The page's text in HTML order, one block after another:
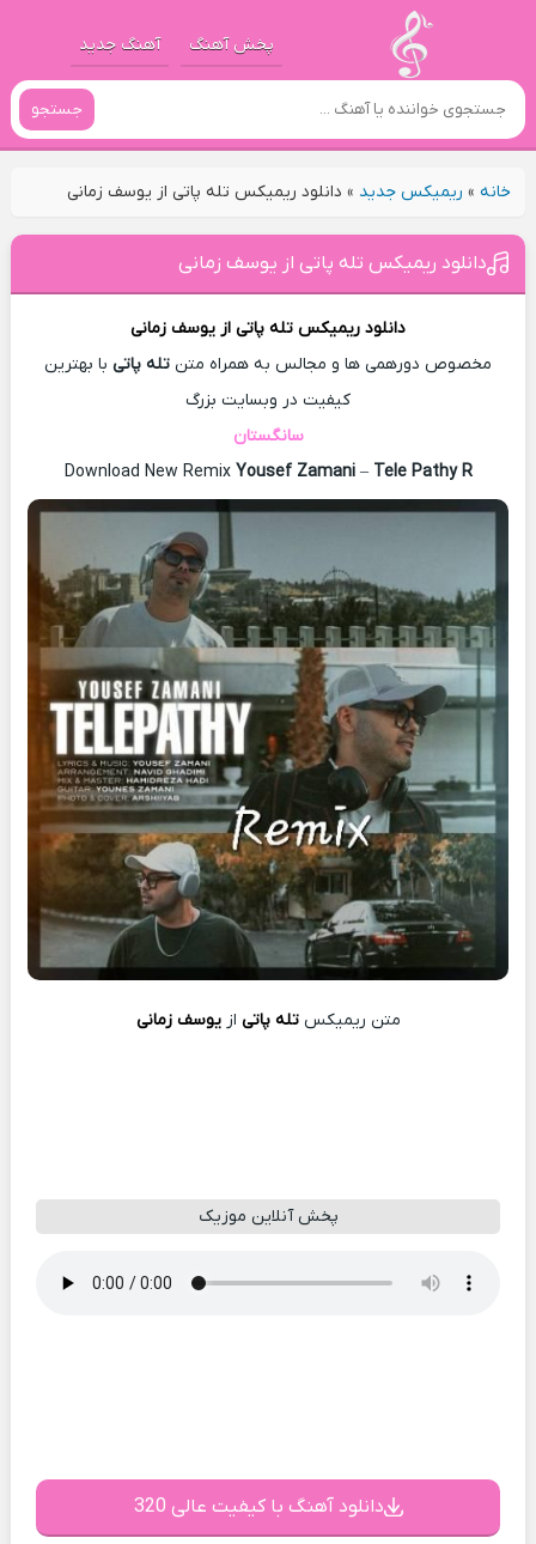
پخش آهنگ آهنگ جدید
جستجو
خانه» ریمیکس جدید » دانلود ریمیکس تله پاتی از یوسف زمانی
دانلود ریمیکس تله پاتی از یوسف زمانی
دانلود ریمیکس تله پاتی از یوسف زمانی
مخصوص دورهمی ها و مجالس به همراه متن تله پاتی با بهترین
کیفیت در وبسایت بزرگ
سانگستان
Download New Remix Yousef Zamani– Tele Pathy R
متن ریمیکستله پاتی ازیوسف زمانی
پخش آنلاین موزیک
دانلود آهنگ با کیفیت عالی 320